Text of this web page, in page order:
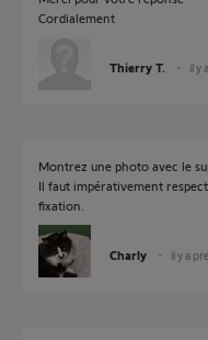
Cordialement
Thierry T. il y
Montrez une photo avec le
Il faut impérativement
fixation.
Charly il y a